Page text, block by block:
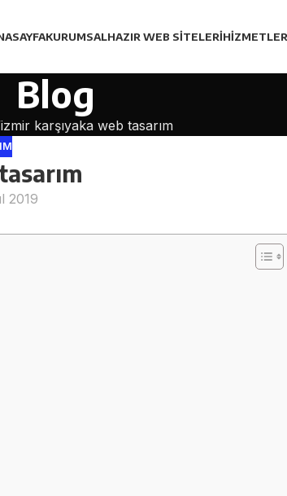
KURUMSALHAZIR WEB SITELERI
Blog
izmir karşıyaka web tasarım
2019